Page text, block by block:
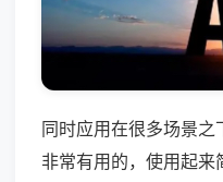
同时应用在很多场景
非常有用的，使用起